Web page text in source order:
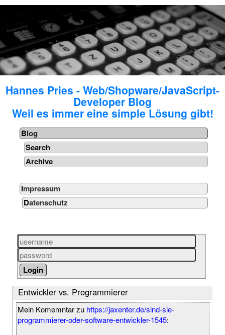
Hannes Pries - Web/Shopware/JavaScript-
Developer Blog
Weil es immer eine simple Lösung gibt!
Blog
Search
Archive
Impressum
Datenschutz
Entwickler vs. Programmierer
Mein Komemntar zu https://jaxenter.de/sind-sie-
programmierer-oder-software-entwickler-1545: